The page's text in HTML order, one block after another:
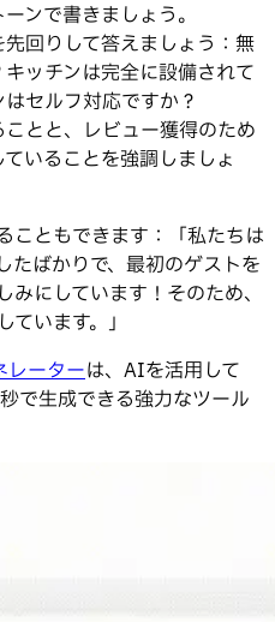
ンで書きましょう。
回りして答えましょう：無
ッチンは完全に設備されて
セルフ対応ですか？
とと、レビュー獲得のため
いることを強調しましょ
こともできます：「私たちは
たばかりで、最初のゲストを
にしています！そのため、
います。」
レーターは、AIを活用して
で生成できる強力なツール